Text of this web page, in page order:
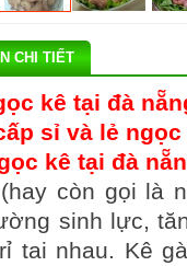
CHI TIẾT
kê tại đà
sỉ và lẻ
kê tại đà
còn gọi là
sinh lực,
tai nhau. Kê